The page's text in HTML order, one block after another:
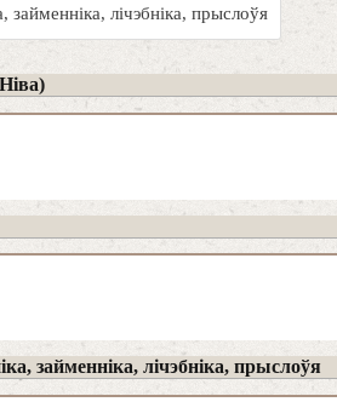
лічэбніка, прыслоўя
займенніка, лічэбніка, прыслоўя